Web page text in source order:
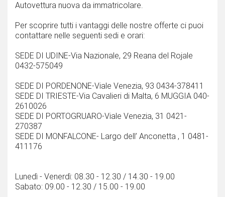
Autovettura nuova da immatricolare.
Per scoprire tutti i vantaggi delle nostre offerte ci puoi
contattare nelle seguenti sedi e orari:
SEDE DI UDINE-Via Nazionale, 29 Reana del Rojale
0432-575049
SEDE DI PORDENONE-Viale Venezia, 93 0434-378411
SEDE DI TRIESTE-Via Cavalieri di Malta, 6 MUGGIA 040-
2610026
SEDE DI PORTOGRUARO-Viale Venezia, 31 0421-
270387
SEDE DI MONFALCONE- Largo dell’ Anconetta , 1 0481-
411176
Lunedì - Venerdì: 08.30 - 12.30 / 14.30 - 19.00
Sabato: 09.00 - 12.30 / 15.00 - 19.00